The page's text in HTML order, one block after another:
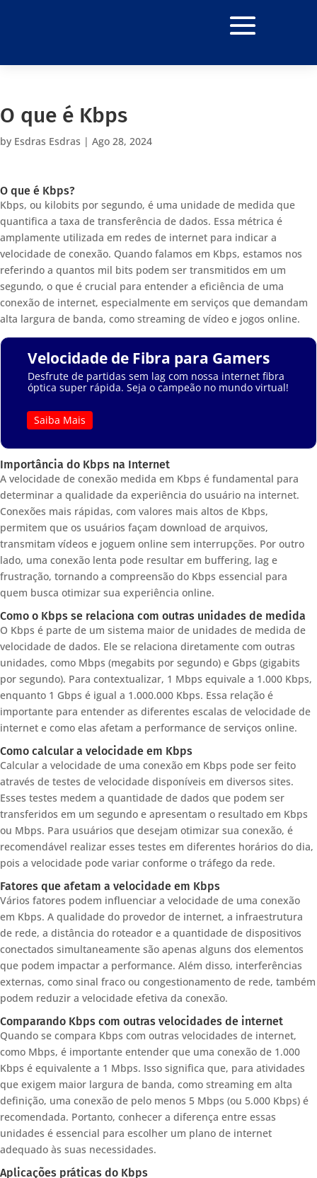
O que é Kbps
by Esdras Esdras | Ago 28, 2024
O que é Kbps?
Kbps, ou kilobits por segundo, é uma unidade de medida que
quantifica a taxa de transferência de dados. Essa métrica é
amplamente utilizada em redes de internet para indicar a
velocidade de conexão. Quando falamos em Kbps, estamos nos
referindo a quantos mil bits podem ser transmitidos em um
segundo, o que é crucial para entender a eficiência de uma
conexão de internet, especialmente em serviços que demandam
alta largura de banda, como streaming de vídeo e jogos online.
Velocidade de Fibra para Gamers
Desfrute de partidas sem lag com nossa internet fibra
óptica super rápida. Seja o campeão no mundo virtual!
Saiba Mais
Importância do Kbps na Internet
A velocidade de conexão medida em Kbps é fundamental para
determinar a qualidade da experiência do usuário na internet.
Conexões mais rápidas, com valores mais altos de Kbps,
permitem que os usuários façam download de arquivos,
transmitam vídeos e joguem online sem interrupções. Por outro
lado, uma conexão lenta pode resultar em buffering, lag e
frustração, tornando a compreensão do Kbps essencial para
quem busca otimizar sua experiência online.
Como o Kbps se relaciona com outras unidades de medida
O Kbps é parte de um sistema maior de unidades de medida de
velocidade de dados. Ele se relaciona diretamente com outras
unidades, como Mbps (megabits por segundo) e Gbps (gigabits
por segundo). Para contextualizar, 1 Mbps equivale a 1.000 Kbps,
enquanto 1 Gbps é igual a 1.000.000 Kbps. Essa relação é
importante para entender as diferentes escalas de velocidade de
internet e como elas afetam a performance de serviços online.
Como calcular a velocidade em Kbps
Calcular a velocidade de uma conexão em Kbps pode ser feito
através de testes de velocidade disponíveis em diversos sites.
Esses testes medem a quantidade de dados que podem ser
transferidos em um segundo e apresentam o resultado em Kbps
ou Mbps. Para usuários que desejam otimizar sua conexão, é
recomendável realizar esses testes em diferentes horários do dia,
pois a velocidade pode variar conforme o tráfego da rede.
Fatores que afetam a velocidade em Kbps
Vários fatores podem influenciar a velocidade de uma conexão
em Kbps. A qualidade do provedor de internet, a infraestrutura
de rede, a distância do roteador e a quantidade de dispositivos
conectados simultaneamente são apenas alguns dos elementos
que podem impactar a performance. Além disso, interferências
externas, como sinal fraco ou congestionamento de rede, também
podem reduzir a velocidade efetiva da conexão.
Comparando Kbps com outras velocidades de internet
Quando se compara Kbps com outras velocidades de internet,
como Mbps, é importante entender que uma conexão de 1.000
Kbps é equivalente a 1 Mbps. Isso significa que, para atividades
que exigem maior largura de banda, como streaming em alta
definição, uma conexão de pelo menos 5 Mbps (ou 5.000 Kbps) é
recomendada. Portanto, conhecer a diferença entre essas
unidades é essencial para escolher um plano de internet
adequado às suas necessidades.
Aplicações práticas do Kbps